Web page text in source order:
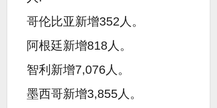
哥伦比亚新增352人。
阿根廷新增818人。
智利新增7,076人。
墨西哥新增3,855人。